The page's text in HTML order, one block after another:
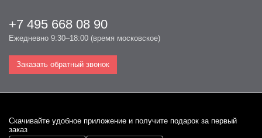
+7 495 668 08 90
Ежедневно 9:30–18:00 (время московское)
Заказать обратный звонок
Cкачивайте удобное приложение и получите подарок за первый
заказ